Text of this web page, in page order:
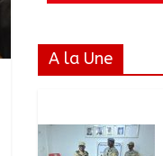
A la Une